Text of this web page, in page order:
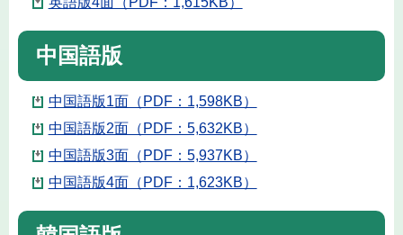
中国語版
中国語版1面（PDF：1,598KB）
中国語版2面（PDF：5,632KB）
中国語版3面（PDF：5,937KB）
中国語版4面（PDF：1,623KB）